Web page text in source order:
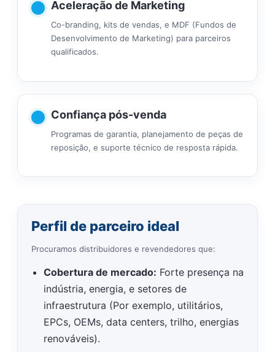
Aceleração de Marketing
Co-branding, kits de vendas, e MDF (Fundos de
Desenvolvimento de Marketing) para parceiros
qualificados.
Confiança pós-venda
Programas de garantia, planejamento de peças de
reposição, e suporte técnico de resposta rápida.
Perfil de parceiro ideal
Procuramos distribuidores e revendedores que:
Cobertura de mercado: Forte presença na
indústria, energia, e setores de
infraestrutura (Por exemplo, utilitários,
EPCs, OEMs, data centers, trilho, energias
renováveis).